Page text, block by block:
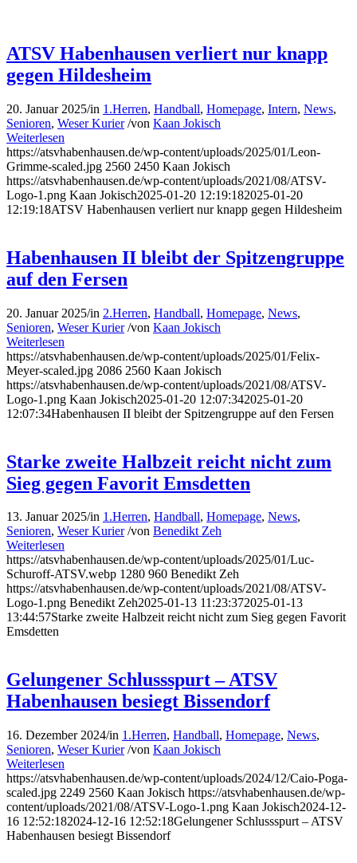
ATSV Habenhausen verliert nur knapp
gegen Hildesheim
20. Januar 2025/in 1.Herren, Handball, Homepage, Intern, News,
Senioren, Weser Kurier /von Kaan Jokisch
Weiterlesen
https://atsvhabenhausen.de/wp-content/uploads/2025/01/Leon-
Grimme-scaled.jpg 2560 2450 Kaan Jokisch
https://atsvhabenhausen.de/wp-content/uploads/2021/08/ATSV-
Logo-1.png Kaan Jokisch2025-01-20 12:19:182025-01-20
12:19:18ATSV Habenhausen verliert nur knapp gegen Hildesheim
Habenhausen II bleibt der Spitzengruppe
auf den Fersen
20. Januar 2025/in 2.Herren, Handball, Homepage, News,
Senioren, Weser Kurier /von Kaan Jokisch
Weiterlesen
https://atsvhabenhausen.de/wp-content/uploads/2025/01/Felix-
Meyer-scaled.jpg 2086 2560 Kaan Jokisch
https://atsvhabenhausen.de/wp-content/uploads/2021/08/ATSV-
Logo-1.png Kaan Jokisch2025-01-20 12:07:342025-01-20
12:07:34Habenhausen II bleibt der Spitzengruppe auf den Fersen
Starke zweite Halbzeit reicht nicht zum
Sieg gegen Favorit Emsdetten
13. Januar 2025/in 1.Herren, Handball, Homepage, News,
Senioren, Weser Kurier /von Benedikt Zeh
Weiterlesen
https://atsvhabenhausen.de/wp-content/uploads/2025/01/Luc-
Schuroff-ATSV.webp 1280 960 Benedikt Zeh
https://atsvhabenhausen.de/wp-content/uploads/2021/08/ATSV-
Logo-1.png Benedikt Zeh2025-01-13 11:23:372025-01-13
13:44:57Starke zweite Halbzeit reicht nicht zum Sieg gegen Favorit
Emsdetten
Gelungener Schlussspurt – ATSV
Habenhausen besiegt Bissendorf
16. Dezember 2024/in 1.Herren, Handball, Homepage, News,
Senioren, Weser Kurier /von Kaan Jokisch
Weiterlesen
https://atsvhabenhausen.de/wp-content/uploads/2024/12/Caio-Poga-
scaled.jpg 2249 2560 Kaan Jokisch https://atsvhabenhausen.de/wp-
content/uploads/2021/08/ATSV-Logo-1.png Kaan Jokisch2024-12-
16 12:52:182024-12-16 12:52:18Gelungener Schlussspurt – ATSV
Habenhausen besiegt Bissendorf